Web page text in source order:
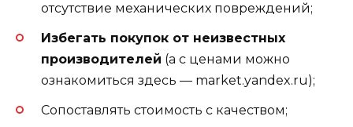
отсутствие механических повреждений;
Избегать покупок от неизвестных
производителей (а с ценами можно
ознакомиться здесь — market.yandex.ru);
Сопоставлять стоимость с качеством;